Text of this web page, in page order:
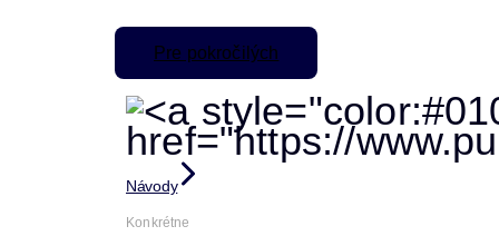
Pre pokročilých
Návody
Konkrétne